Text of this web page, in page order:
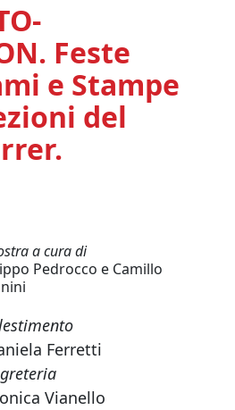
Feste
e Stampe
del
a cura di
Pedrocco e Camillo
Ferretti
Vianello